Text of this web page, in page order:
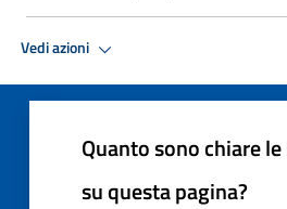
Vedi azioni
Quanto sono chiare
su questa pagina?